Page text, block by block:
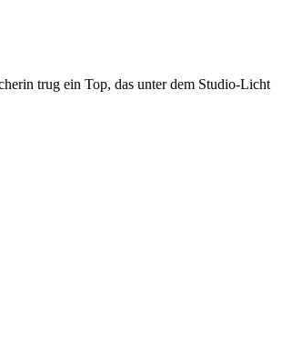
trug ein Top, das unter dem Studio-Licht